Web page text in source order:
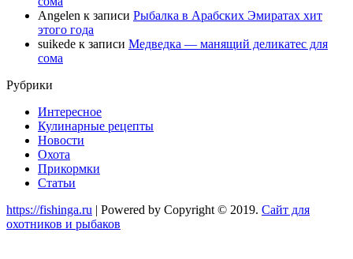
Angelen к записи Рыбалка в Арабских Эмиратах хит
этого года
suikede к записи Медведка — манящий деликатес для
сома
Рубрики
Интересное
Кулинарные рецепты
Новости
Охота
Прикормки
Статьи
https://fishinga.ru | Powered by Copyright © 2019. Сайт для
охотников и рыбаков